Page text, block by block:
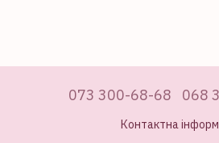
073 300-68-68 068
Контактна